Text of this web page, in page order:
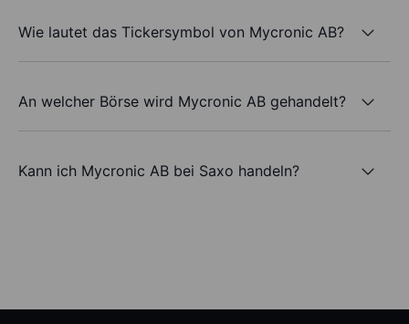
Wie lautet das Tickersymbol von Mycronic AB?
An welcher Börse wird Mycronic AB gehandelt?
Kann ich Mycronic AB bei Saxo handeln?